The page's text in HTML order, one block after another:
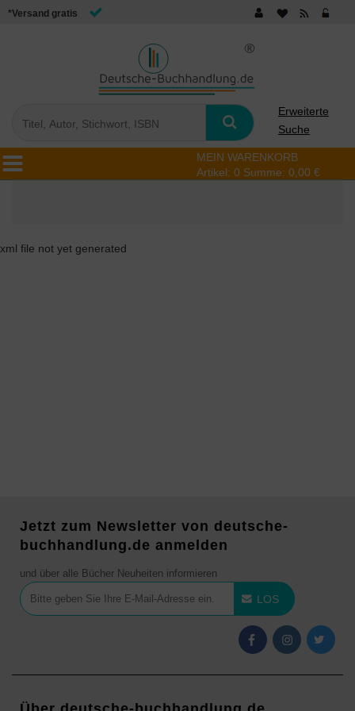
*Versand gratis
Erweiterte
Suche
MEIN WARENKORB
Artikel: 0 Summe: 0,00 €
xml file not yet generated
Jetzt zum Newsletter von deutsche-
buchhandlung.de anmelden
und über alle Bücher Neuheiten informieren
LOS